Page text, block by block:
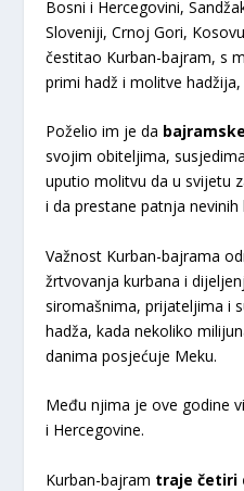
Bosni i Hercegovini,
Sloveniji, Crnoj Gori,
čestitao Kurban-bajram, s
primi hadž i molitve
Poželio im je da
svojim obiteljima,
uputio molitvu da u svijetu
i da prestane patnja nevinih
Važnost Kurban-bajrama
žrtvovanja kurbana i
siromašnima, prijateljima i
hadža, kada nekoliko
danima posjećuje Meku.
Među njima je ove godine
i Hercegovine.
Kurban-bajram traje četiri